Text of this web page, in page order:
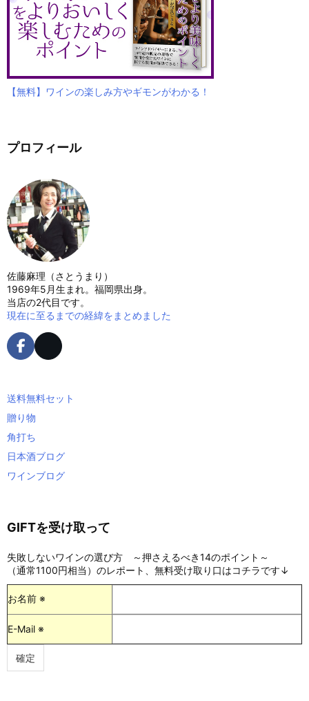
【無料】ワインの楽しみ方やギモンがわかる！
プロフィール
佐藤麻理（さとうまり）
1969年5月生まれ。福岡県出身。
当店の2代目です。
現在に至るまでの経緯をまとめました
送料無料セット
贈り物
角打ち
日本酒ブログ
ワインブログ
GIFTを受け取って
失敗しないワインの選び方 ～押さえるべき14のポイント～
（通常1100円相当）のレポート、無料受け取り口はコチラです↓
お名前 ※
E-Mail ※